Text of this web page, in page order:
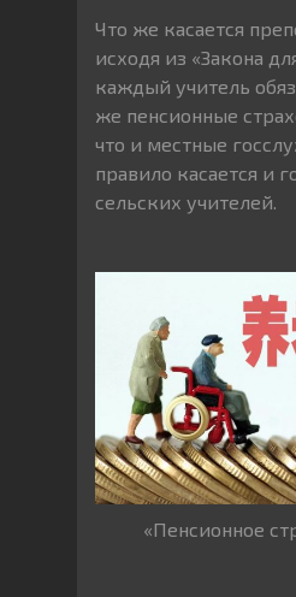
Что же касается
исходя из «Закона
каждый учитель
же пенсионные
что и местные
правило касается и
сельских учителей.
«Пенсионное